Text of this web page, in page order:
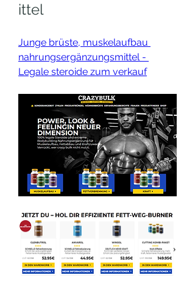
ittel
Junge brüste, muskelaufbau
nahrungsergänzungsmittel -
Legale steroide zum verkauf